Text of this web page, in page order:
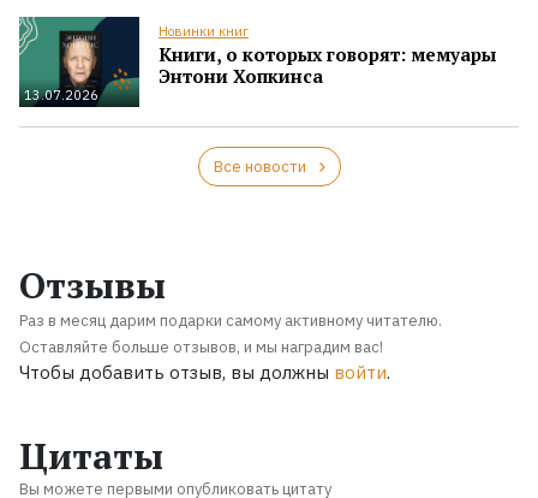
13.07.2026
Новинки книг
Книги, о которых говорят: мемуары
Энтони Хопкинса
Все новости
Отзывы
Раз в месяц дарим подарки самому активному читателю.
Оставляйте больше отзывов, и мы наградим вас!
Чтобы добавить отзыв, вы должны войти.
Цитаты
Вы можете первыми опубликовать цитату